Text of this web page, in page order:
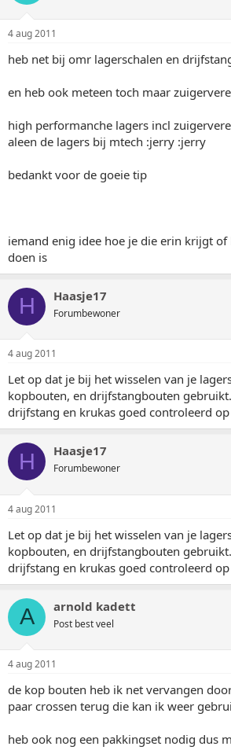
4 aug 2011
heb net bij omr lagerschalen en
en heb ook meteen toch maar
high performanche lagers incl
aleen de lagers bij mtech :jerry :jerry
bedankt voor de goeie tip
iemand enig idee hoe je die erin krijgt
doen is
H Haasje17
Forumbewoner
4 aug 2011
Let op dat je bij het wisselen van je
kopbouten, en drijfstangbouten
drijfstang en krukas goed controleerd
H Haasje17
Forumbewoner
4 aug 2011
Let op dat je bij het wisselen van je
kopbouten, en drijfstangbouten
drijfstang en krukas goed controleerd
A arnold kadett
Post best veel
4 aug 2011
de kop bouten heb ik net vervangen
paar crossen terug die kan ik weer
heb ook nog een pakkingset nodig dus